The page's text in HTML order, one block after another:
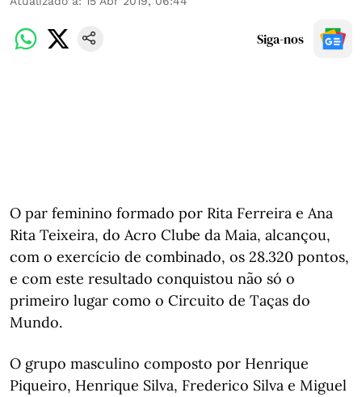
Siga-nos
O par feminino formado por Rita Ferreira e Ana
Rita Teixeira, do Acro Clube da Maia, alcançou,
com o exercício de combinado, os 28.320 pontos,
e com este resultado conquistou não só o
primeiro lugar como o Circuito de Taças do
Mundo.
O grupo masculino composto por Henrique
Piqueiro, Henrique Silva, Frederico Silva e Miguel